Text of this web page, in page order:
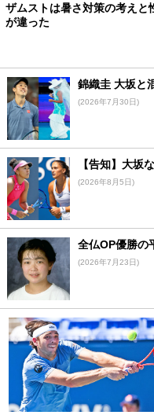
ザムストは暑さ対策の考えと
が違った
錦織圭 大坂と
(2026年7月30日)
【告知】大坂
(2026年8月5日)
全仏OP優勝の
(2026年7月23日)